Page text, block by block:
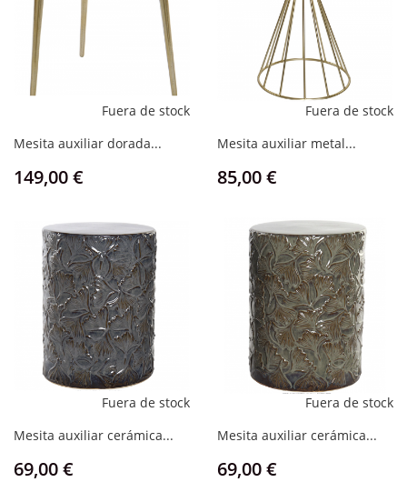
Fuera de stock
Mesita auxiliar dorada...
Precio
149,00 €
Fuera de stock
Mesita auxiliar metal...
Precio
85,00 €
Fuera de stock
Mesita auxiliar cerámica...
Precio
69,00 €
Fuera de stock
Mesita auxiliar cerámica...
Precio
69,00 €